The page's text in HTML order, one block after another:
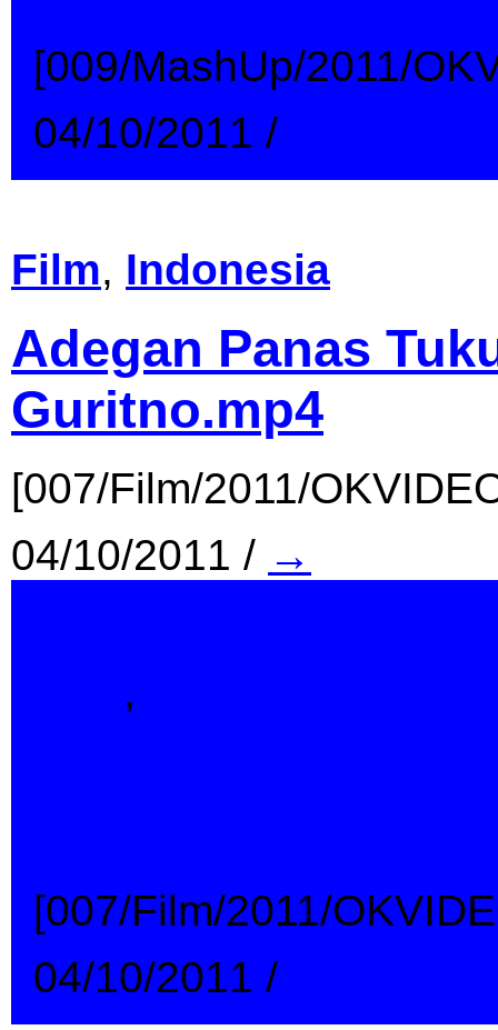
[009/MashUp/2011/
04/10/2011 /
Film, Indonesia
Adegan Panas
Guritno.mp4
[007/Film/2011/
04/10/2011 / →
,
[007/Film/2011/
04/10/2011 /